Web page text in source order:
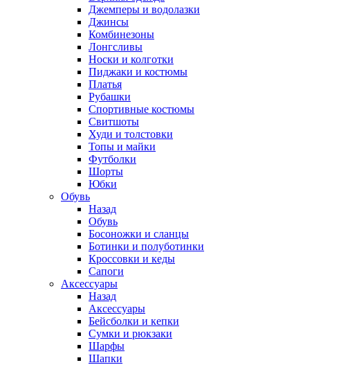
Джемперы и водолазки
Джинсы
Комбинезоны
Лонгсливы
Носки и колготки
Пиджаки и костюмы
Платья
Рубашки
Спортивные костюмы
Свитшоты
Худи и толстовки
Топы и майки
Футболки
Шорты
Юбки
Обувь
Назад
Обувь
Босоножки и сланцы
Ботинки и полуботинки
Кроссовки и кеды
Сапоги
Аксессуары
Назад
Аксессуары
Бейсболки и кепки
Сумки и рюкзаки
Шарфы
Шапки